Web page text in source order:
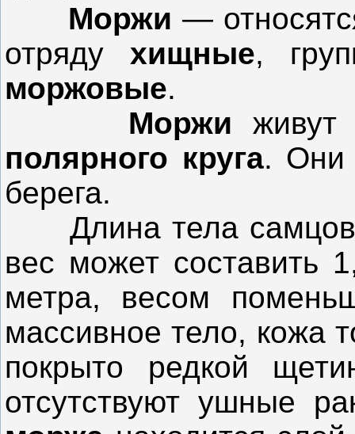
Моржи —
отряду хищные,
моржовые.
Моржи
полярного круга. Они
берега.
Длина тела самцов
вес может составить
метра, весом
массивное тело, кожа
покрыто редкой
отсутствуют ушные